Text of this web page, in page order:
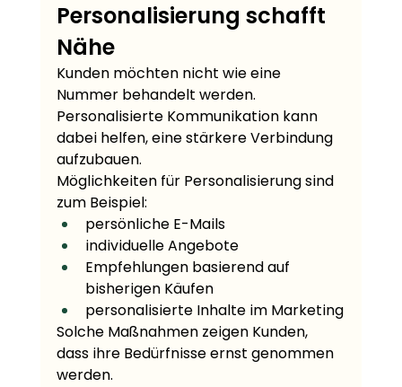
Personalisierung schafft
Nähe
Kunden möchten nicht wie eine
Nummer behandelt werden.
Personalisierte Kommunikation kann
dabei helfen, eine stärkere Verbindung
aufzubauen.
Möglichkeiten für Personalisierung sind
zum Beispiel:
persönliche E-Mails
individuelle Angebote
Empfehlungen basierend auf
bisherigen Käufen
personalisierte Inhalte im Marketing
Solche Maßnahmen zeigen Kunden,
dass ihre Bedürfnisse ernst genommen
werden.